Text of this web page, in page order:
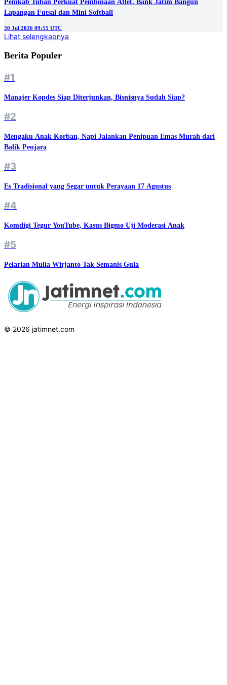
Pemkab Tuban Perkuat Pembinaan Atlet, Bank Jatim Bangun
Lapangan Futsal dan Mini Softball
30 Jul 2026 09:55 UTC
Lihat selengkapnya
Berita Populer
#1
Manajer Kopdes Siap Diterjunkan, Bisnisnya Sudah Siap?
#2
Mengaku Anak Korban, Napi Jalankan Penipuan Emas Murah dari
Balik Penjara
#3
Es Tradisional yang Segar untuk Perayaan 17 Agustus
#4
Komdigi Tegur YouTube, Kasus Bigmo Uji Moderasi Anak
#5
Pelarian Mulia Wirjanto Tak Semanis Gula
© 2026 jatimnet.com